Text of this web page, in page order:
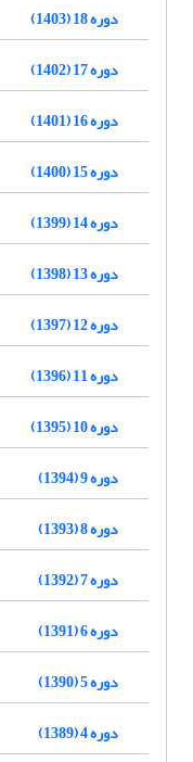
دوره 18 (1403)
دوره 17 (1402)
دوره 16 (1401)
دوره 15 (1400)
دوره 14 (1399)
دوره 13 (1398)
دوره 12 (1397)
دوره 11 (1396)
دوره 10 (1395)
دوره 9 (1394)
دوره 8 (1393)
دوره 7 (1392)
دوره 6 (1391)
دوره 5 (1390)
دوره 4 (1389)